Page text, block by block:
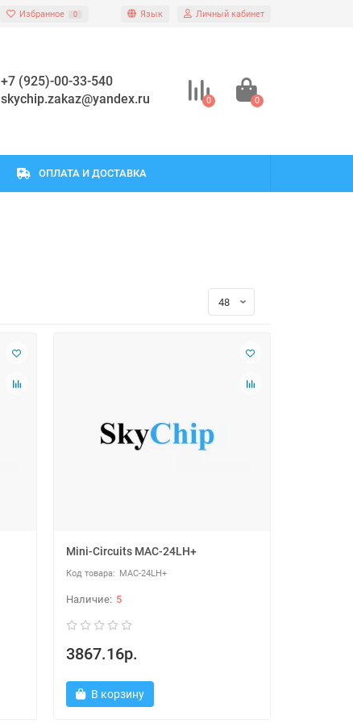
Избранное 0 Язык Личный кабинет
+7 (925)-00-33-540
skychip.zakaz@yandex.ru
0 0
ОПЛАТА И ДОСТАВКА
Mini-Circuits MAC-24LH+
MAC-24LH+
5
3867.16р.
В корзину